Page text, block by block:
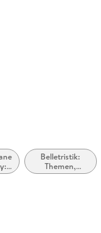
&
Belletristik:
Themen,
Stoffe, Motive: